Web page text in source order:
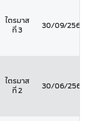
ไตรมาส
ที่ 3
30/09/2568
ไตรมาส
ที่ 2
30/06/2568